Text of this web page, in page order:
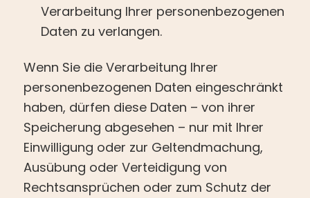
Verarbeitung Ihrer personenbezogenen
Daten zu verlangen.
Wenn Sie die Verarbeitung Ihrer
personenbezogenen Daten eingeschränkt
haben, dürfen diese Daten – von ihrer
Speicherung abgesehen – nur mit Ihrer
Einwilligung oder zur Geltendmachung,
Ausübung oder Verteidigung von
Rechtsansprüchen oder zum Schutz der